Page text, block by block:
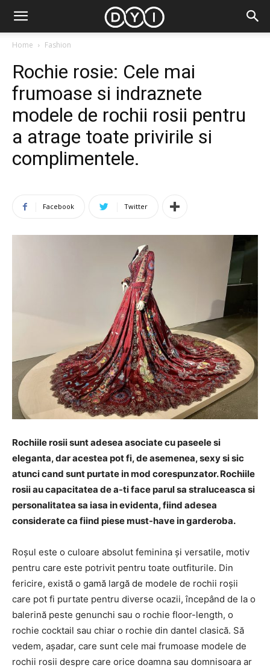
Home Fashion
Rochie rosie: Cele mai
frumoase si indraznete
modele de rochii rosii pentru
a atrage toate privirile si
complimentele.
Facebook Twitter
Rochiile rosii sunt adesea asociate cu paseele si
eleganta, dar acestea pot fi, de asemenea, sexy si sic
atunci cand sunt purtate in mod corespunzator. Rochiile
rosii au capacitatea de a-ti face parul sa straluceasca si
personalitatea sa iasa in evidenta, fiind adesea
considerate ca fiind piese must-have in garderoba.
Roșul este o culoare absolut feminina și versatile, motiv
pentru care este potrivit pentru toate outfiturile. Din
fericire, există o gamă largă de modele de rochii roșii
care pot fi purtate pentru diverse ocazii, începând de la o
balerină peste genunchi sau o rochie floor-length, o
rochie cocktail sau chiar o rochie din dantel clasică. Să
vedem, așadar, care sunt cele mai frumoase modele de
rochii rosii despre care orice doamna sau domnisoara ar